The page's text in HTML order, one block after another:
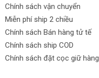
Chính sách vận chuyển
Miễn phí ship 2 chiều
Chính sách Bán hàng tử tế
Chính sách ship COD
Chính sách đặt cọc giữ hàng